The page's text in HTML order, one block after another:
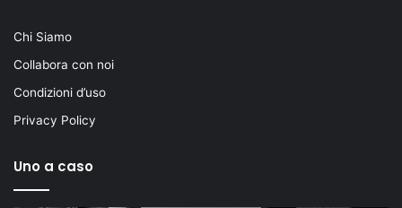
Chi Siamo
Collabora con noi
Condizioni d’uso
Privacy Policy
Uno a caso